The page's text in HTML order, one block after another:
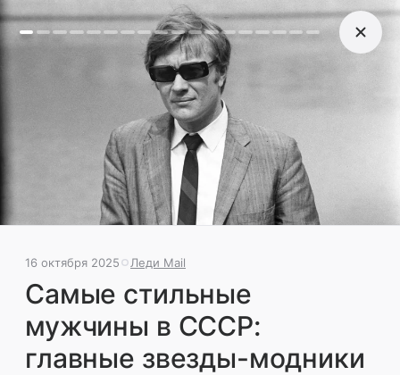
Леди Mail
Самые стильные мужчины
в СССР: главные звезды-
модники
было стильных мужчин. Редакция решила
разбить этот миф и показать, какими
модными были советские звезды. Смотрим и
наслаждаемся.
16 октября 2025 Леди Mail
Самые стильные
мужчины в СССР:
главные звезды-модники